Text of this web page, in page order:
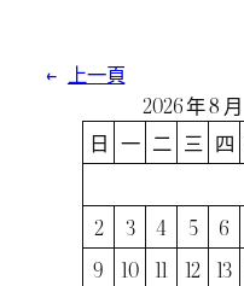
← 上一頁
2026 年 8 月
日 一 二 三 四
2
3 4 5 6
9
10 11 12 13